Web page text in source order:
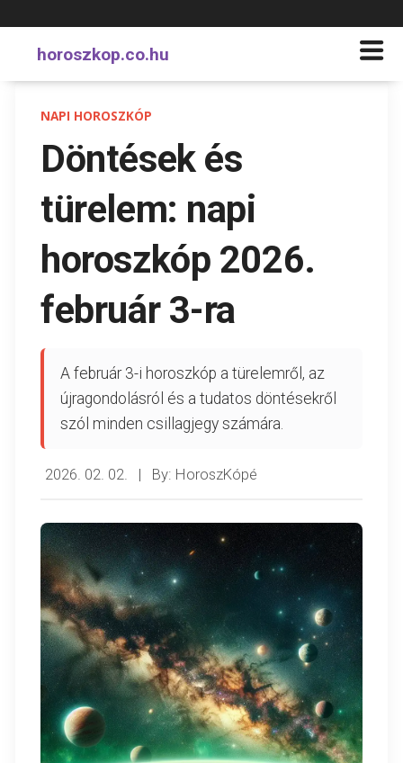
horoszkop.co.hu
NAPI HOROSZKÓP
Döntések és
türelem: napi
horoszkóp 2026.
február 3-ra
A február 3-i horoszkóp a türelemről, az
újragondolásról és a tudatos döntésekről
szól minden csillagjegy számára.
2026. 02. 02. | By: HoroszKópé